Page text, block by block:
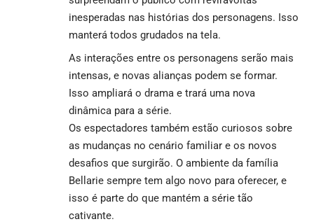
inesperadas nas histórias dos personagens. Isso
manterá todos grudados na tela.
As interações entre os personagens serão mais
intensas, e novas alianças podem se formar.
Isso ampliará o drama e trará uma nova
dinâmica para a série.
Os espectadores também estão curiosos sobre
as mudanças no cenário familiar e os novos
desafios que surgirão. O ambiente da família
Bellarie sempre tem algo novo para oferecer, e
isso é parte do que mantém a série tão
cativante.